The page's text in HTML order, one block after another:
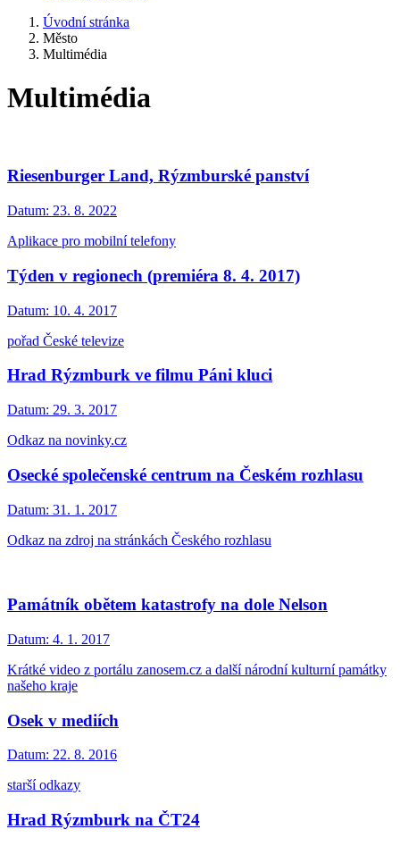
Úvodní stránka
Město
Multimédia
Multimédia
Riesenburger Land, Rýzmburské panství
Datum: 23. 8. 2022
Aplikace pro mobilní telefony
Týden v regionech (premiéra 8. 4. 2017)
Datum: 10. 4. 2017
pořad České televize
Hrad Rýzmburk ve filmu Páni kluci
Datum: 29. 3. 2017
Odkaz na novinky.cz
Osecké společenské centrum na Českém rozhlasu
Datum: 31. 1. 2017
Odkaz na zdroj na stránkách Českého rozhlasu
Památník obětem katastrofy na dole Nelson
Datum: 4. 1. 2017
Krátké video z portálu zanosem.cz a další národní kulturní památky
našeho kraje
Osek v mediích
Datum: 22. 8. 2016
starší odkazy
Hrad Rýzmburk na ČT24